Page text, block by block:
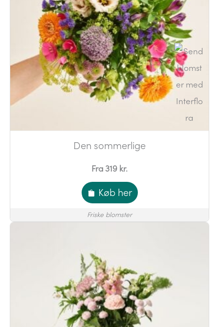
Den sommerlige
Fra 319 kr.
Køb her
Friske blomster